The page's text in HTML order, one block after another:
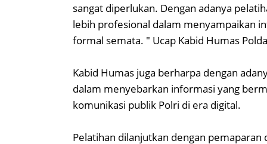
sangat diperlukan. Dengan adanya
lebih profesional dalam menyampaikan
formal semata. " Ucap Kabid Humas
Kabid Humas juga berharpa dengan
dalam menyebarkan informasi yang
komunikasi publik Polri di era digital.
Pelatihan dilanjutkan dengan